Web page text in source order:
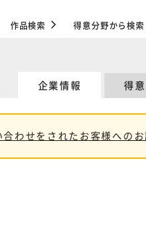
作品検索 得意分野から検索
企業情報 得
わせをされたお客様への